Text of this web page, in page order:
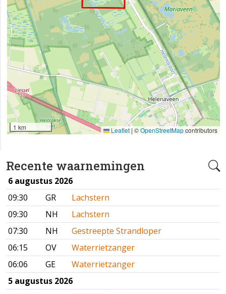
Recente waarnemingen
6 augustus 2026
09:30
GR
Lachstern
09:30
NH
Lachstern
07:30
NH
Gestreepte Strandloper
06:15
OV
Waterrietzanger
06:06
GE
Waterrietzanger
5 augustus 2026
1 km Leaflet |©OpenStreetMapcontributors